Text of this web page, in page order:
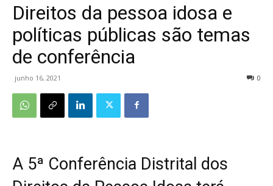
Direitos da pessoa idosa e
políticas públicas são temas
de conferência
junho 16, 2021 0
A 5ª Conferência Distrital dos